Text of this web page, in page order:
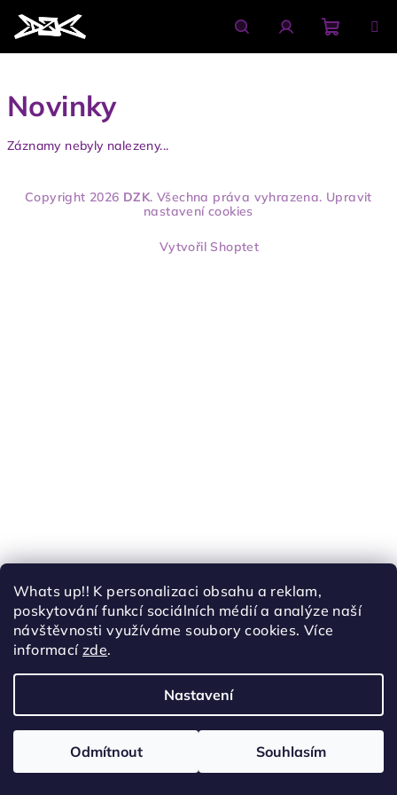
Whats up!! K personalizaci obsahu a reklam,
poskytování funkcí sociálních médií a analýze naší
návštěvnosti využíváme soubory cookies. Více
informacízde.
Nastavení
Odmítnout Souhlasím
obsah
HledatPřihlášení
Novinky
Záznamy nebyly nalezeny...
Copyright 2026 DZK. Všechna práva vyhrazena. Upravit
nastavení cookies
Vytvořil Shoptet